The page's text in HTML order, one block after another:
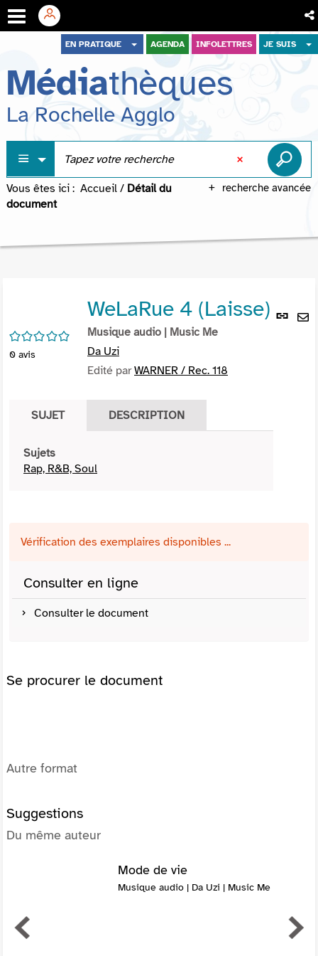
menu
contenu
recherche
EN PRATIQUE AGENDA INFOLETTRES JE SUIS
Médiathèques
La Rochelle Agglo
recherche avancée
Vous êtes ici : Accueil / Détail du
document
Lien
/5
0 avis
WeLaRue 4 (Laisse)
Musique audio | Music Me
Da Uzi
Edité parWARNER / Rec. 118
SUJET DESCRIPTION
Sujets
Rap, R&B, Soul
Vérification des exemplaires disponibles ...
Consulter en ligne
Consulter le document
Se procurer le document
Autre format
Suggestions
Du même auteur
Mode de vie
Musique audio | Da Uzi | Music Me